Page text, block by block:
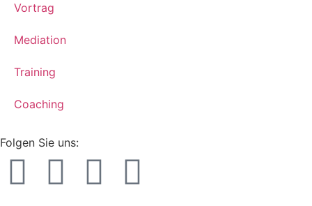
Vortrag
Mediation
Training
Coaching
Folgen Sie uns: